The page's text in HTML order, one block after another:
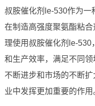
叔胺催化剂le-530作为一
在制造高强度聚氨酯粘
理使用叔胺催化剂le-530
和生产效率，满足不同
不断进步和市场的不断
业中发挥更加重要的作用